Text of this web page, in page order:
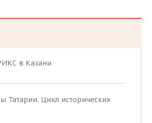
в Казани
Татарии. Цикл исторических